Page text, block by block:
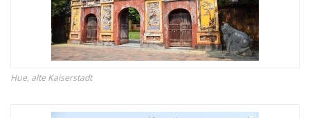
Hue, alte Kaiserstadt